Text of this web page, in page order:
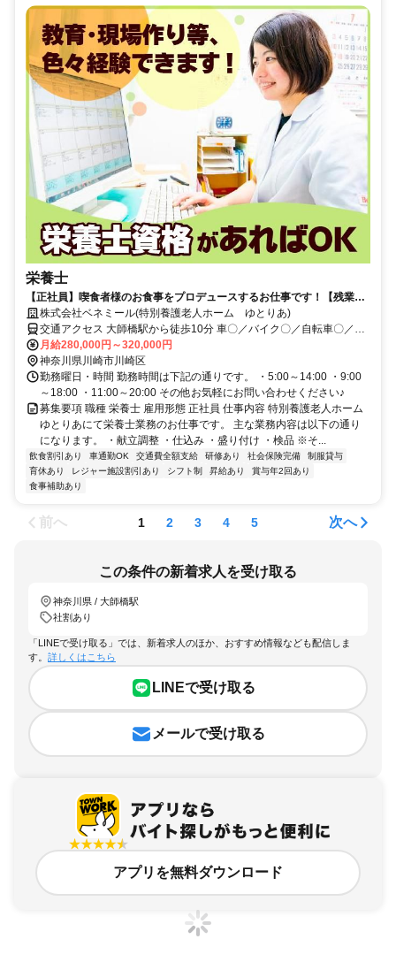
栄養士
【正社員】喫食者様のお食事をプロデュースするお仕事です！【残業月
約5時間／希望休月3回／育児補助】
株式会社ベネミール(特別養護老人ホーム ゆとりあ)
交通アクセス 大師橋駅から徒歩10分 車〇／バイク〇／自転車〇／公
共交通機関〇
月給280,000円～320,000円
神奈川県川崎市川崎区
勤務曜日・時間 勤務時間は下記の通りです。 ・5:00～14:00 ・9:00
～18:00 ・11:00～20:00 その他お気軽にお問い合わせください♪
募集要項 職種 栄養士 雇用形態 正社員 仕事内容 特別養護老人ホーム
ゆとりあにて栄養士業務のお仕事です。 主な業務内容は以下の通り
になります。 ・献立調整 ・仕込み ・盛り付け ・検品 ※そ...
飲食割引あり 車通勤OK 交通費全額支給 研修あり 社会保険完備
制服貸与
育休あり
レジャー施設割引あり シフト制 昇給あり
賞与年2回あり
食事補助あり
前へ 1 2 3 4 5 次へ
この条件の新着求人を受け取る
神奈川県 / 大師橋駅
社割あり
「LINEで受け取る」では、新着求人のほか、おすすめ情報なども配信しま
す。 詳しくはこちら
LINEで受け取る
メールで受け取る
アプリを無料ダウンロード